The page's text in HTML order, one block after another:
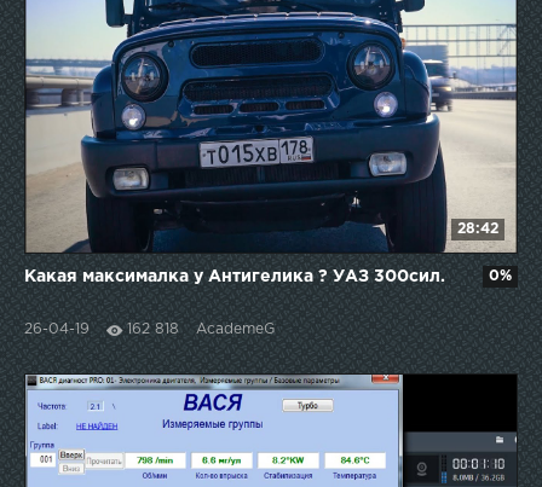
28:42
Какая максималка у Антигелика ? УАЗ 300сил.
26-04-19 162 818 AcademeG
0%